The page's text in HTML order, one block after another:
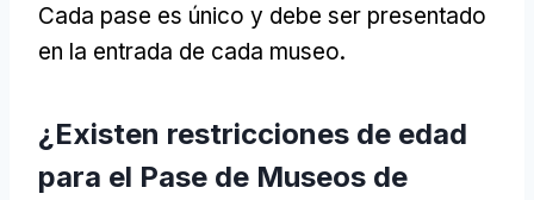
Cada pase es único y debe ser presentado
en la entrada de cada museo.
¿Existen restricciones de edad
para el Pase de Museos de